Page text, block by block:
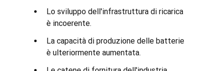
Lo sviluppo dell'infrastruttura di ricarica
è incoerente.
La capacità di produzione delle batterie
è ulteriormente aumentata.